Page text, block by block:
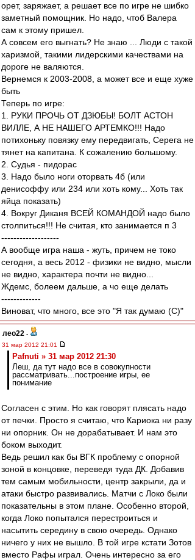
орет, заряжает, а решает все по игре не шибко
заметный помощник. Но надо, чтоб Валера
сам к этому пришел.
А совсем его выгнать? Не знаю ... Люди с такой
харизмой, такими лидерскими качествами на
дороге не валяются.
Вернемся к 2003-2008, а может все и еще хуже
быть
Теперь по игре:
1. РУКИ ПРОЧЬ ОТ ДЗЮБЫ! БОЛТ АСТОН
ВИЛЛЕ, А НЕ НАШЕГО АРТЕМКО!!! Надо
потихоньку повязку ему передвигать, Серега не
тянет на капитана. К сожалению большому.
2. Судья - пидорас
3. Надо было ноги оторвать 4б (или
денисоффу или 234 или хоть кому... Хоть так
яйца показать)
4. Вокруг Диканя ВСЕЙ КОМАНДОЙ надо было
столпиться!!! Не считая, кто занимается п 3
-------------------
А вообще игра наша - жуть, причем не токо
сегодня, а весь 2012 - физики не видно, мысли
не видно, характера почти не видно...
Ждемс, болеем дальше, а чо еще делать
-------------
Виноват, что много, все это "Я так думаю (С)"
лео22 -
31 мар 2012 21:01
Pafnuti » 31 мар 2012 21:30
Леш, да тут надо все в совокупности
рассматривать...построение игры, ее
понимание
Согласен с этим. Но как говорят плясать надо
от печки. Просто я считаю, что Кариока ни разу
ни опорник. Он не дорабатывает. И нам это
боком выходит.
Ведь решил как бы ВГК проблему с опорной
зоной в концовке, переведя туда ДК. Добавив
тем самым мобильности, центр закрыли, да и
атаки быстро развивались. Матчи с Локо были
показательны в этом плане. Особенно второй,
когда Локо попытался перестроиться и
насытить середину в свою очередь. Однако
ничего у них не вышло. В той игре кстати Зотов
вместо Рафы играл. Очень интересно за его